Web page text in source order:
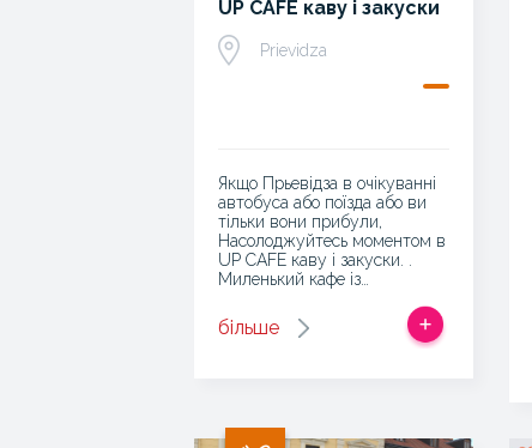
UP CAFE каву і закуски
Prievidza
Якщо Прьевідза в очікуванні
автобуса або поїзда або ви
тільки вони прибули,
Насолоджуйтесь моментом в
UP CAFE каву і закуски. .
Миленький кафе із…
більше